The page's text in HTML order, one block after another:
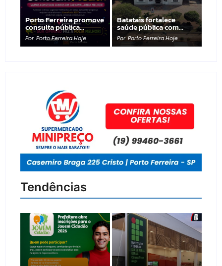
Porto Ferreira promove
consulta pública…
Por Porto Ferreira Hoje
Batatais fortalece
saúde pública com…
Por Porto Ferreira Hoje
Tendências